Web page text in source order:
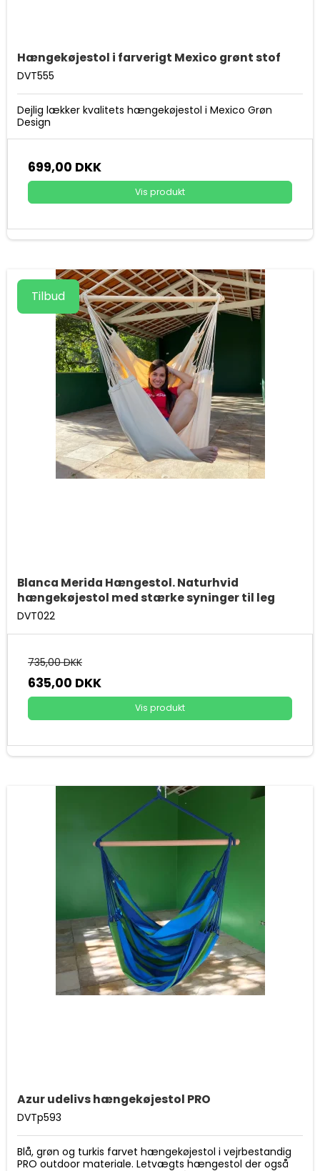
Hængekøjestol i farverigt Mexico grønt stof
DVT555
Dejlig lækker kvalitets hængekøjestol i Mexico Grøn
Design
699,00 DKK
Vis produkt
Tilbud
Blanca Merida Hængestol. Naturhvid
hængekøjestol med stærke syninger til leg
DVT022
735,00 DKK
635,00 DKK
Vis produkt
Azur udelivs hængekøjestol PRO
DVTp593
Blå, grøn og turkis farvet hængekøjestol i vejrbestandig
PRO outdoor materiale. Letvægts hængestol der også